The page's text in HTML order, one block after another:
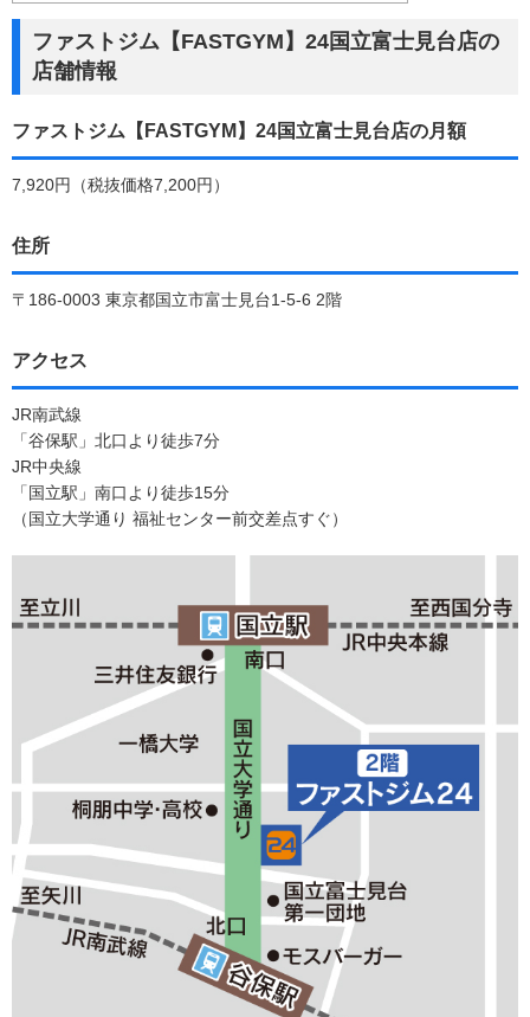
ファストジム【FASTGYM】24国立富士見台店の
店舗情報
ファストジム【FASTGYM】24国立富士見台店の月額
7,920円（税抜価格7,200円）
住所
〒186-0003 東京都国立市富士見台1-5-6 2階
アクセス
JR南武線
「谷保駅」北口より徒歩7分
JR中央線
「国立駅」南口より徒歩15分
（国立大学通り 福祉センター前交差点すぐ）